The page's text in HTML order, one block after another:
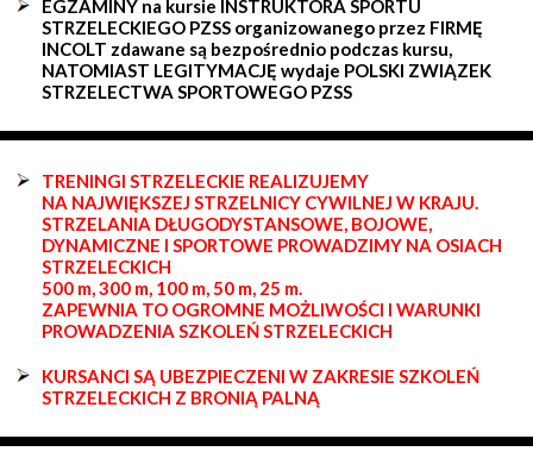
EGZAMINY na kursie INSTRUKTORA SPORTU
STRZELECKIEGO PZSS organizowanego przez FIRMĘ
INCOLT zdawane są bezpośrednio podczas kursu,
NATOMIAST LEGITYMACJĘ wydaje POLSKI ZWIĄZEK
STRZELECTWA SPORTOWEGO PZSS
TRENINGI STRZELECKIE REALIZUJEMY
NA NAJWIĘKSZEJ STRZELNICY CYWILNEJ W KRAJU.
STRZELANIA DŁUGODYSTANSOWE, BOJOWE,
DYNAMICZNE I SPORTOWE PROWADZIMY NA OSIACH
STRZELECKICH
500 m, 300 m, 100 m, 50 m, 25 m.
ZAPEWNIA TO OGROMNE MOŻLIWOŚCI I WARUNKI
PROWADZENIA SZKOLEŃ STRZELECKICH
KURSANCI SĄ UBEZPIECZENI W ZAKRESIE SZKOLEŃ
STRZELECKICH Z BRONIĄ PALNĄ